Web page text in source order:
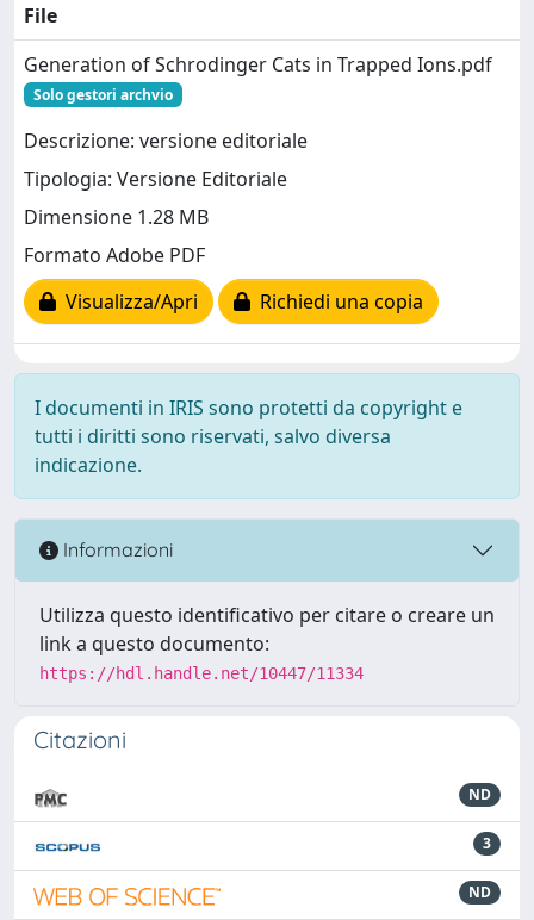
File
Generation of Schrodinger Cats in Trapped Ions.pdf
Solo gestori archvio
Descrizione: versione editoriale
Tipologia: Versione Editoriale
Dimensione 1.28 MB
Formato Adobe PDF
Visualizza/Apri
Richiedi una copia
I documenti in IRIS sono protetti da copyright e
tutti i diritti sono riservati, salvo diversa
indicazione.
Informazioni
Utilizza questo identificativo per citare o creare un
link a questo documento:
https://hdl.handle.net/10447/11334
Citazioni
ND
3
ND